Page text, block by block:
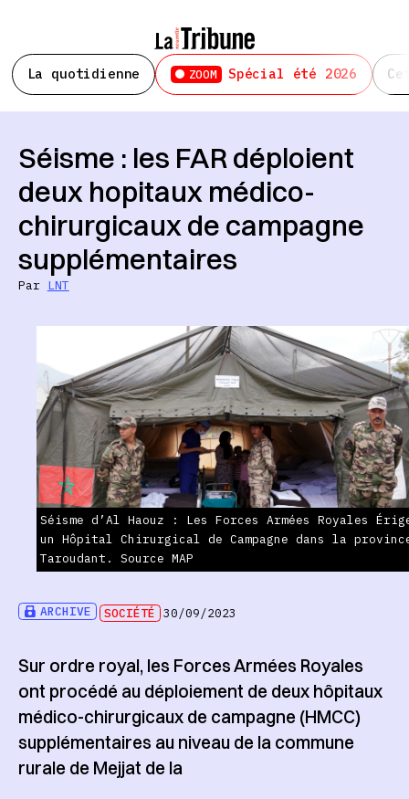
La quotidienne ZOOM Spécial été 2026
ARCHIVE SOCIÉTÉ 30/09/2023
Séisme : les FAR déploient
deux hopitaux médico-
chirurgicaux de campagne
supplémentaires
Par LNT
Séisme d’Al Haouz : Les Forces Armées Royales
un Hôpital Chirurgical de Campagne dans la
Taroudant. Source MAP
Sur ordre royal, les Forces Armées Royales
ont procédé au déploiement de deux hôpitaux
médico-chirurgicaux de campagne (HMCC)
supplémentaires au niveau de la commune
rurale de Mejjat de la